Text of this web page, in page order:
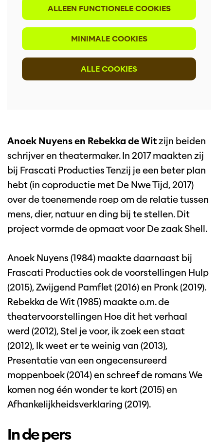
ALLEEN FUNCTIONELE COOKIES
MINIMALE COOKIES
ALLE COOKIES
Anoek Nuyens en Rebekka de Witzijn beiden
schrijver en theatermaker. In 2017 maakten zij
bij Frascati Producties Tenzij je een beter plan
hebt (in coproductie met De Nwe Tijd, 2017)
over de toenemende roep om de relatie tussen
mens, dier, natuur en ding bij te stellen. Dit
project vormde de opmaat voor De zaak Shell.
Anoek Nuyens (1984) maakte daarnaast bij
Frascati Producties ook de voorstellingen Hulp
(2015), Zwijgend Pamflet (2016) en Pronk (2019).
Rebekka de Wit (1985) maakte o.m. de
theatervoorstellingen Hoe dit het verhaal
werd (2012), Stel je voor, ik zoek een staat
(2012), Ik weet er te weinig van (2013),
Presentatie van een ongecensureerd
moppenboek (2014) en schreef de romans We
komen nog één wonder te kort (2015) en
Afhankelijkheidsverklaring (2019).
In de pers